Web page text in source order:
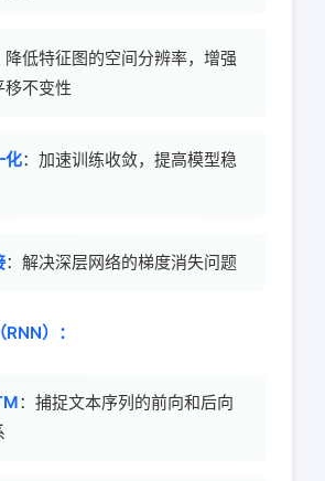
降低特征图的空间分辨率，增强
移不变性
化：加速训练收敛，提高模型稳
：解决深层网络的梯度消失问题
）：
：捕捉文本序列的前向和后向